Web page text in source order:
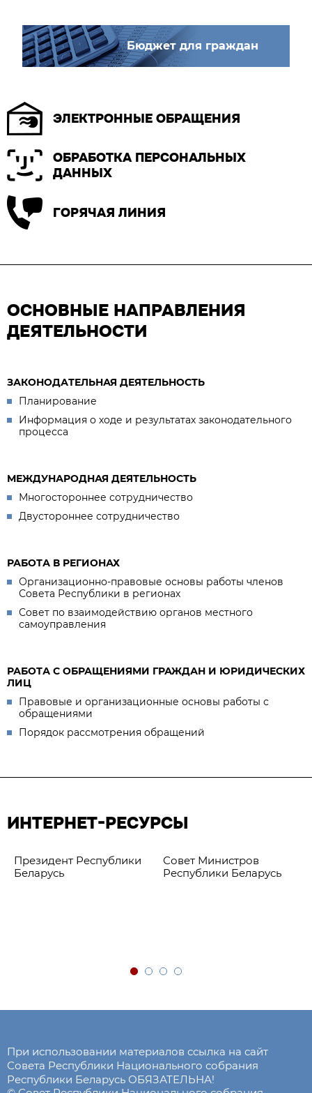
Бюджет для граждан
ЭЛЕКТРОННЫЕ ОБРАЩЕНИЯ
ОБРАБОТКА ПЕРСОНАЛЬНЫХ
ДАННЫХ
ГОРЯЧАЯ ЛИНИЯ
ОСНОВНЫЕ НАПРАВЛЕНИЯ
ДЕЯТЕЛЬНОСТИ
ЗАКОНОДАТЕЛЬНАЯ ДЕЯТЕЛЬНОСТЬ
Планирование
Информация о ходе и результатах законодательного
процесса
МЕЖДУНАРОДНАЯ ДЕЯТЕЛЬНОСТЬ
Многостороннее сотрудничество
Двустороннее сотрудничество
РАБОТА В РЕГИОНАХ
Организационно-правовые основы работы членов
Совета Республики в регионах
Совет по взаимодействию органов местного
самоуправления
РАБОТА С ОБРАЩЕНИЯМИ ГРАЖДАН И ЮРИДИЧЕСКИХ
ЛИЦ
Правовые и организационные основы работы с
обращениями
Порядок рассмотрения обращений
ИНТЕРНЕТ-РЕСУРСЫ
Президент Республики
Беларусь
Совет Министров
Республики Беларусь
При использовании материалов ссылка на сайт
Совета Республики Национального собрания
Республики Беларусь ОБЯЗАТЕЛЬНА!